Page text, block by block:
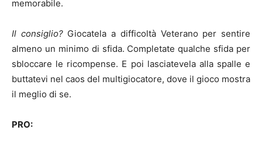
memorabile.
Il consiglio?Giocatela a difficoltà Veterano per sentire
almeno un minimo di sfida. Completate qualche sfida per
sbloccare le ricompense. E poi lasciatevela alla spalle e
buttatevi nel caos del multigiocatore, dove il gioco mostra
il meglio di se.
PRO: